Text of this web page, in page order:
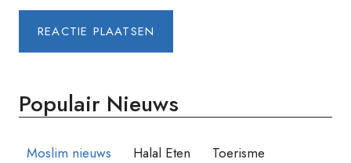
Populair Nieuws
Moslim nieuws Halal Eten Toerisme